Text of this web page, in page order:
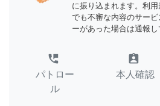
に振り込まれます。利
でも不審な内容のサー
ーがあった場合は通報し
perm_phone_msg
パトロー
ル
assignment_ind
本人確認